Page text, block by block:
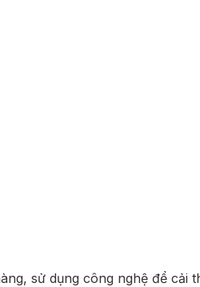
sử dụng công nghệ để cải